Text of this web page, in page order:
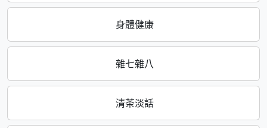
身體健康
雜七雜八
清茶淡話